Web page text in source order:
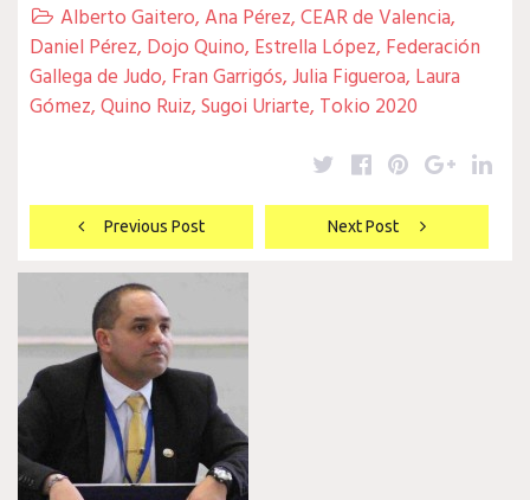
 Alberto Gaitero,Ana Pérez,CEAR de Valencia,
Daniel Pérez, Dojo Quino, Estrella López, Federación
Gallega de Judo, Fran Garrigós,Julia Figueroa, Laura
Gómez,Quino Ruiz,Sugoi Uriarte, Tokio 2020
Navegación
de
entradas
Previous Post Next Post
Twitter
Facebook
Pinterest